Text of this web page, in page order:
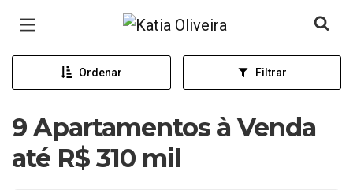
Página inicial
Ordenar Filtrar
9 Apartamentos à Venda
até R$ 310 mil